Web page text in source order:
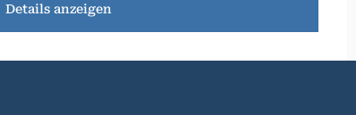
Details anzeigen